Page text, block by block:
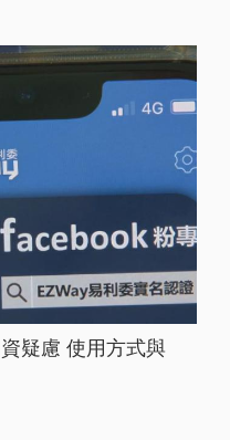
疑慮 使用方式與